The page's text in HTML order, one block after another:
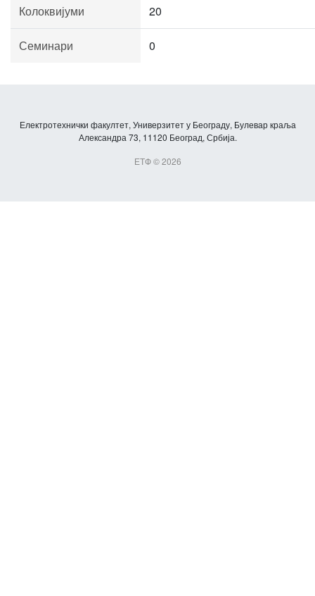
Колоквијуми 20
Семинари 0
Електротехнички факултет, Универзитет у Београду, Булевар краља
Александра 73, 11120 Београд, Србија.
ЕТФ © 2026